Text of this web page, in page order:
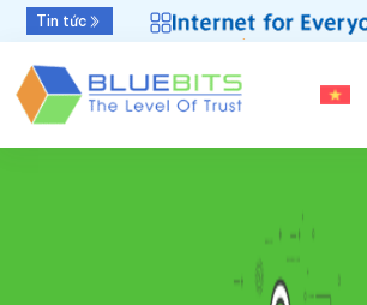
Tin tức
Bluebits được GlobalSign vinh
2025” khu vực APAC